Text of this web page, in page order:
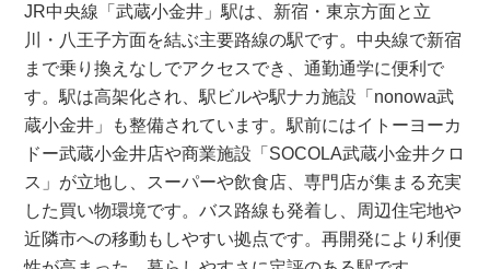
JR中央線「武蔵小金井」駅は、新宿・東京方面と立
川・八王子方面を結ぶ主要路線の駅です。中央線で新宿
まで乗り換えなしでアクセスでき、通勤通学に便利で
す。駅は高架化され、駅ビルや駅ナカ施設「nonowa武
蔵小金井」も整備されています。駅前にはイトーヨーカ
ドー武蔵小金井店や商業施設「SOCOLA武蔵小金井クロ
ス」が立地し、スーパーや飲食店、専門店が集まる充実
した買い物環境です。バス路線も発着し、周辺住宅地や
近隣市への移動もしやすい拠点です。再開発により利便